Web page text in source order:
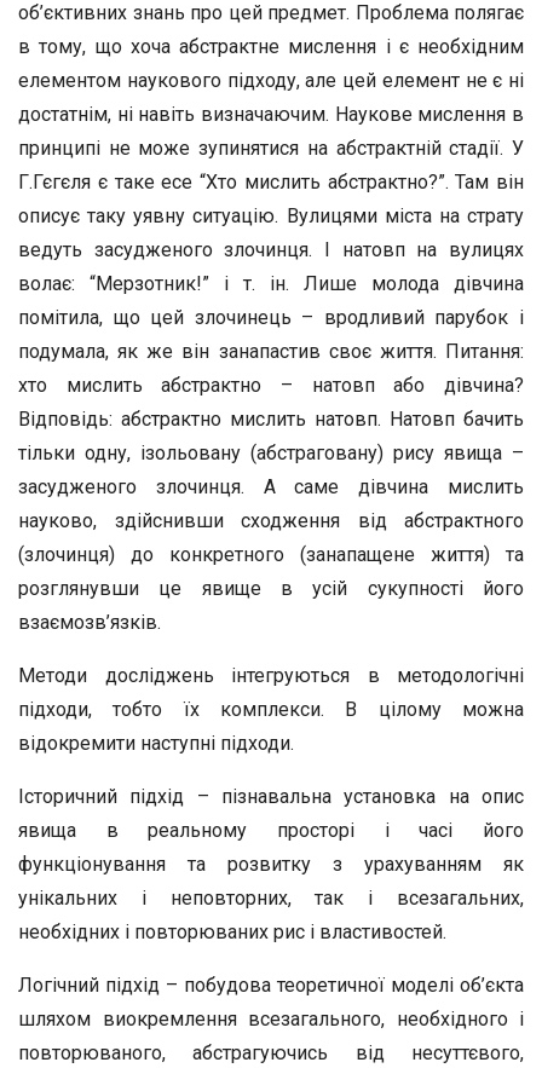
об’єктивних знань про цей предмет. Проблема полягає
в тому, що хоча абстрактне мислення і є необхідним
елементом наукового підходу, але цей елемент не є ні
достатнім, ні навіть визначаючим. Наукове мислення в
принципі не може зупинятися на абстрактній стадії. У
Г.Гєгєля є таке есе “Хто мислить абстрактно?”. Там він
описує таку уявну ситуацію. Вулицями міста на страту
ведуть засудженого злочинця. І натовп на вулицях
волає: “Мерзотник!” і т. ін. Лише молода дівчина
помітила, що цей злочинець – вродливий парубок і
подумала, як же він занапастив своє життя. Питання:
хто мислить абстрактно – натовп або дівчина?
Відповідь: абстрактно мислить натовп. Натовп бачить
тільки одну, ізольовану (абстраговану) рису явища –
засудженого злочинця. А саме дівчина мислить
науково, здійснивши сходження від абстрактного
(злочинця) до конкретного (занапащене життя) та
розглянувши це явище в усій сукупності його
взаємозв’язків.
Методи досліджень інтегруються в методологічні
підходи, тобто їх комплекси. В цілому можна
відокремити наступні підходи.
Історичний підхід – пізнавальна установка на опис
явища в реальному просторі і часі його
функціонування та розвитку з урахуванням як
унікальних і неповторних, так і всезагальних,
необхідних і повторюваних рис і властивостей.
Логічний підхід – побудова теоретичної моделі об’єкта
шляхом виокремлення всезагального, необхідного і
повторюваного, абстрагуючись від несуттєвого,